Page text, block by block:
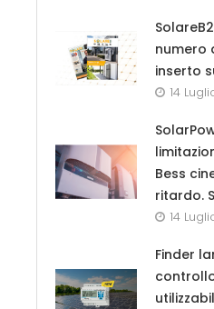
numero
inserto
14
Bess
ritardo.
14
Finder